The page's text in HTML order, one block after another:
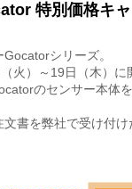
特別価格キ
シリーズ。
火）～19日（木）
のセンサー本体
書を弊社で受け付